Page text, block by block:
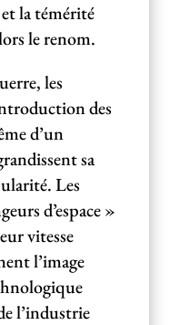
la témérité
le renom.
les
des
d’un
sa
Les
d’espace »
vitesse
l’image
l’industrie